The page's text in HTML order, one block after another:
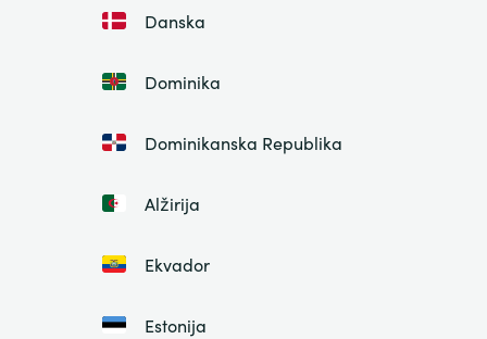
Danska
Dominika
Dominikanska Republika
Alžirija
Ekvador
Estonija